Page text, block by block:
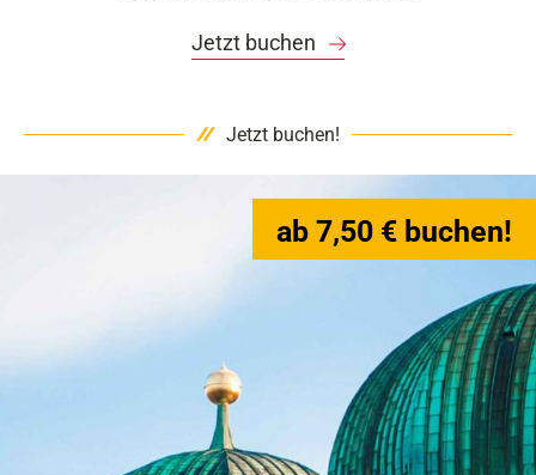
Jetzt buchen
Jetzt buchen!
ab 7,50 € buchen!